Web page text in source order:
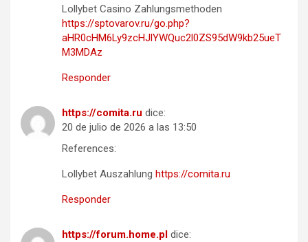
Lollybet Casino Zahlungsmethoden
https://sptovarov.ru/go.php?
aHR0cHM6Ly9zcHJlYWQuc2l0ZS95dW9kb25ueT
M3MDAz
Responder
https://comita.ru dice:
20 de julio de 2026 a las 13:50
References:
Lollybet Auszahlung https://comita.ru
Responder
https://forum.home.pl dice: